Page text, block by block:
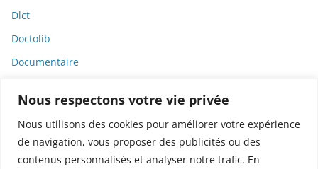
Nous respectons votre vie privée
Nous utilisons des cookies pour améliorer votre expérience
de navigation, vous proposer des publicités ou des
contenus personnalisés et analyser notre trafic. En
Dlct
Doctolib
Documentaire
Donald Trump
Dons
Doxxing